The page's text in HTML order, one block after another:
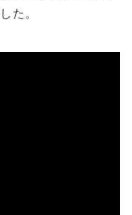
た。